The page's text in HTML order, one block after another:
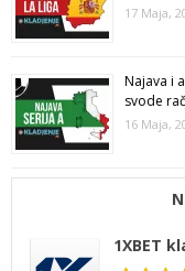
17 Maja,
Najava i
svode
16 Maja,
1XBET